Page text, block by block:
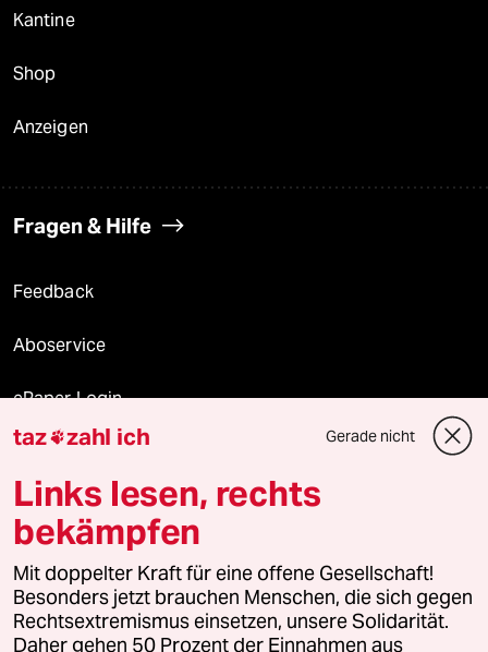
Kantine
Shop
Anzeigen
Fragen & Hilfe
Feedback
Aboservice
ePaper Login
Downloads für Abonnierende
© 2026 taz Verlags und Vertriebs GmbH
Alle Rechte vorbehalten. Bei rechtlichen Fragen oder für Genehmigungen
wenden Sie sich bitte an
lizenzen@taz.de
taz zahl ich Gerade nicht
Links lesen, rechts
bekämpfen
Mit doppelter Kraft für eine offene Gesellschaft!
Besonders jetzt brauchen Menschen, die sich gegen
Rechtsextremismus einsetzen, unsere Solidarität.
Daher gehen 50 Prozent der Einnahmen aus